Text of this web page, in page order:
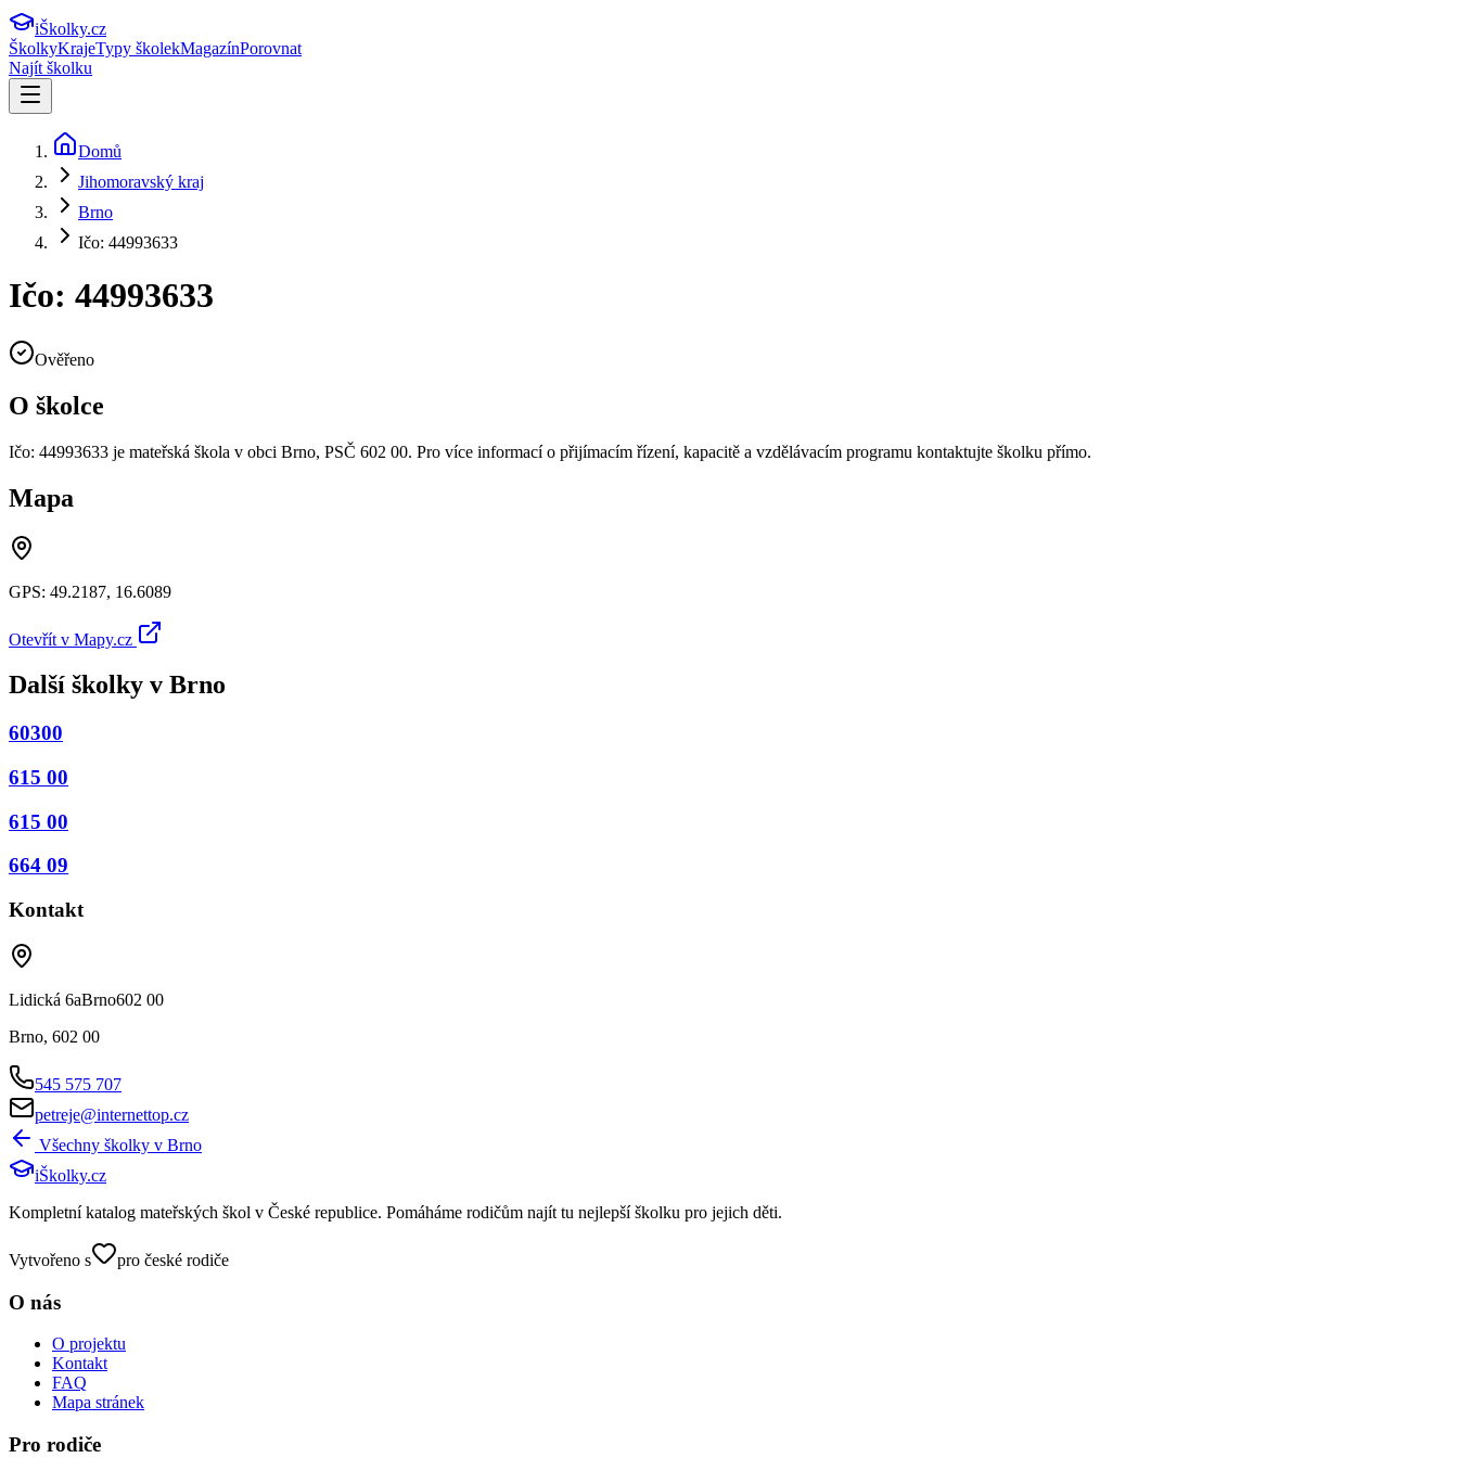
iŠkolky.cz
ŠkolkyKrajeTypy školekMagazínPorovnat
Najít školku
Domů
Jihomoravský kraj
Brno
Ičo: 44993633
Ičo: 44993633
Ověřeno
O školce
Ičo: 44993633 je mateřská škola v obci Brno, PSČ 602 00. Pro více informací o přijímacím řízení, kapacitě a vzdělávacím programu kontaktujte školku přímo.
Mapa
GPS: 49.2187, 16.6089
Otevřít v Mapy.cz
Další školky v Brno
60300
615 00
615 00
664 09
Kontakt
Lidická 6aBrno602 00
Brno, 602 00
545 575 707
petreje@internettop.cz
Všechny školky v Brno
iŠkolky.cz
Kompletní katalog mateřských škol v České republice. Pomáháme rodičům najít tu nejlepší školku pro jejich děti.
Vytvořeno s pro české rodiče
O nás
O projektu
Kontakt
FAQ
Mapa stránek
Pro rodiče